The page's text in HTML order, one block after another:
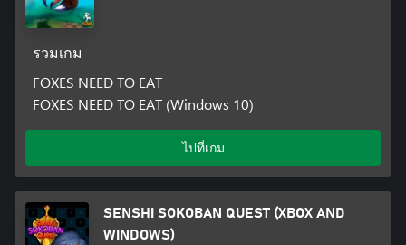
รวมเกม
FOXES NEED TO EAT
FOXES NEED TO EAT (Windows 10)
ไปที่เกม
SENSHI SOKOBAN QUEST (XBOX AND
WINDOWS)